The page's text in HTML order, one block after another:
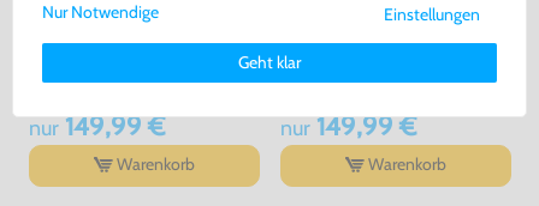
Konsole #weiß + Netzteil
nur149,99 €
Warenkorb
Konsole #schwarz + Netzteil
gebraucht
nur149,99 €
Warenkorb
Weitere Informationen zu den von uns verwendeten Cookies und
Deinen Rechten als Nutzer findest Du in unsererDaten­schutz­
Impressum.
Einstellungen
Geht klar
Nur Notwendige